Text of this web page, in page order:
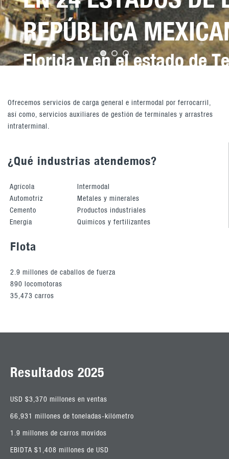
REPÚBLICA
Florida y en el estado de
Ofrecemos servicios de carga general e intermodal por ferrocarril,
así como, servicios auxiliares de gestión de terminales y arrastres
intraterminal.
¿Qué industrias atendemos?
Agrícola
Intermodal
Automotriz
Metales y minerales
Cemento
Productos industriales
Energía
Químicos y fertilizantes
Flota
2.9 millones de caballos de fuerza
890 locomotoras
35,473 carros
Resultados 2025
USD $3,370 millones en ventas
66,931 millones de toneladas-kilómetro
1.9 millones de carros movidos
EBIDTA $1,408 millones de USD